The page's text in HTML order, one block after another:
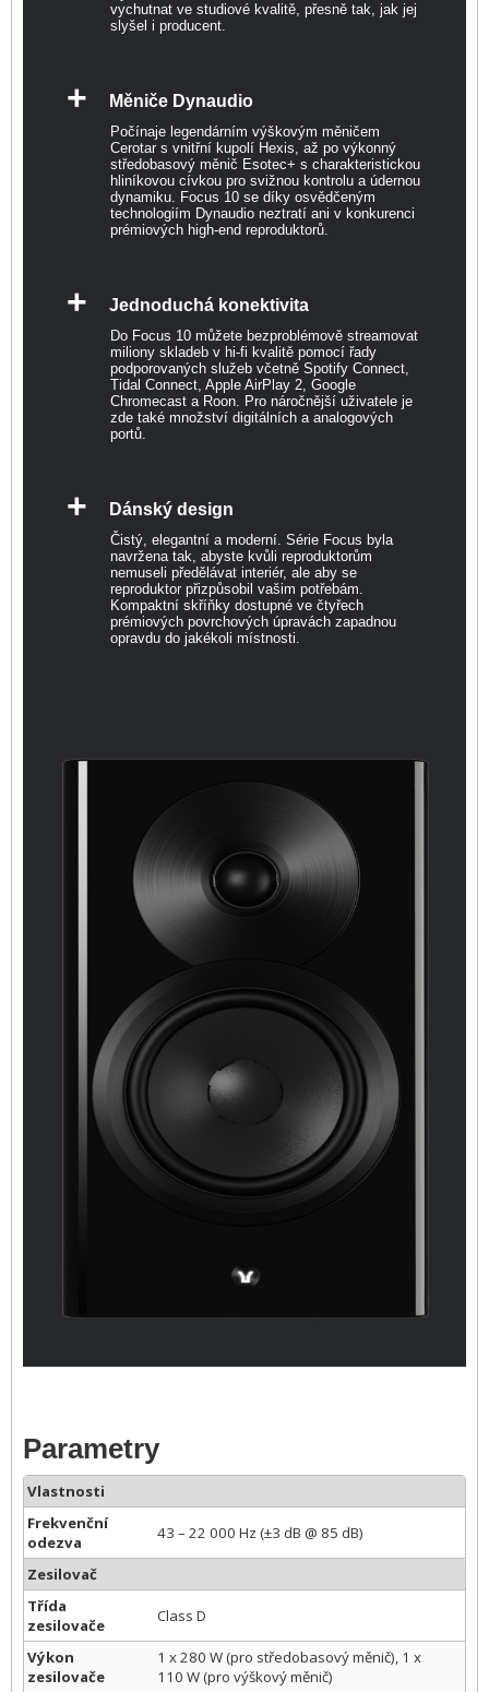
vychutnat ve studiové kvalitě, přesně tak, jak jej
slyšel i producent.
+ Měniče Dynaudio
Počínaje legendárním výškovým měničem
Cerotar s vnitřní kupolí Hexis, až po výkonný
středobasový měnič Esotec+ s charakteristickou
hliníkovou cívkou pro svižnou kontrolu a údernou
dynamiku. Focus 10 se díky osvědčeným
technologiím Dynaudio neztratí ani v konkurenci
prémiových high-end reproduktorů.
+ Jednoduchá konektivita
Do Focus 10 můžete bezproblémově streamovat
miliony skladeb v hi-fi kvalitě pomocí řady
podporovaných služeb včetně Spotify Connect,
Tidal Connect, Apple AirPlay 2, Google
Chromecast a Roon. Pro náročnější uživatele je
zde také množství digitálních a analogových
portů.
+ Dánský design
Čistý, elegantní a moderní. Série Focus byla
navržena tak, abyste kvůli reproduktorům
nemuseli předělávat interiér, ale aby se
reproduktor přizpůsobil vašim potřebám.
Kompaktní skříňky dostupné ve čtyřech
prémiových povrchových úpravách zapadnou
opravdu do jakékoli místnosti.
Parametry
Vlastnosti
Frekvenční
odezva
43 – 22 000 Hz (±3 dB @ 85 dB)
Zesilovač
Třída
zesilovače
Class D
Výkon
zesilovače
1 x 280 W (pro středobasový měnič), 1 x
110 W (pro výškový měnič)